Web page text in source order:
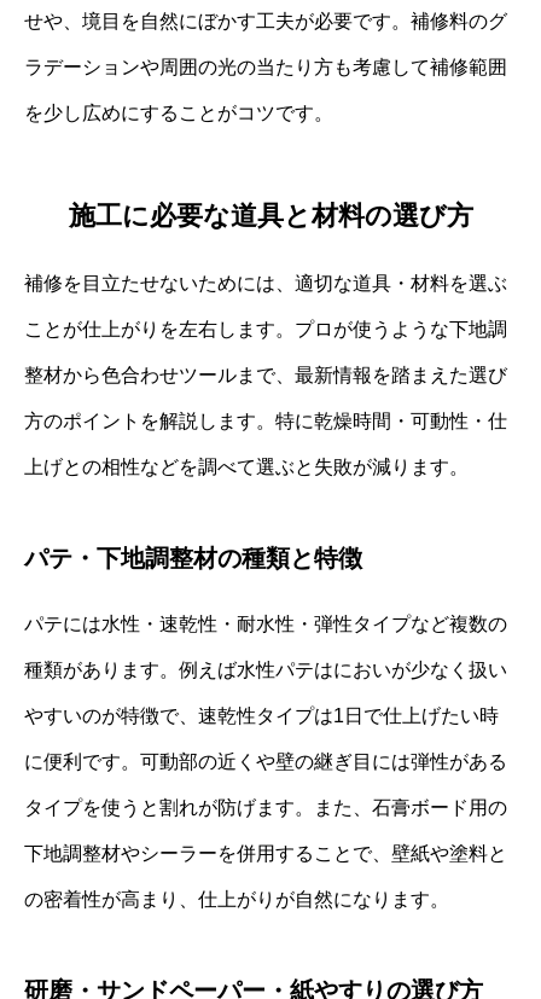
せや、境目を自然にぼかす工夫が必要です。補修料のグ
ラデーションや周囲の光の当たり方も考慮して補修範囲
を少し広めにすることがコツです。
施工に必要な道具と材料の選び方
補修を目立たせないためには、適切な道具・材料を選ぶ
ことが仕上がりを左右します。プロが使うような下地調
整材から色合わせツールまで、最新情報を踏まえた選び
方のポイントを解説します。特に乾燥時間・可動性・仕
上げとの相性などを調べて選ぶと失敗が減ります。
パテ・下地調整材の種類と特徴
パテには水性・速乾性・耐水性・弾性タイプなど複数の
種類があります。例えば水性パテはにおいが少なく扱い
やすいのが特徴で、速乾性タイプは1日で仕上げたい時
に便利です。可動部の近くや壁の継ぎ目には弾性がある
タイプを使うと割れが防げます。また、石膏ボード用の
下地調整材やシーラーを併用することで、壁紙や塗料と
の密着性が高まり、仕上がりが自然になります。
研磨・サンドペーパー・紙やすりの選び方